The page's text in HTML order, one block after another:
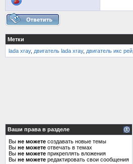
Метки
lada xray, двигатель lada xray, двигатель икс рей
Ваши права в разделе
Вы не можете создавать новые темы
Вы не можете отвечать в темах
Вы не можете прикреплять вложения
Вы не можете редактировать свои сообщения